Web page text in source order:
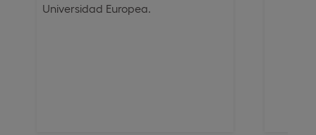
Universidad Europea.